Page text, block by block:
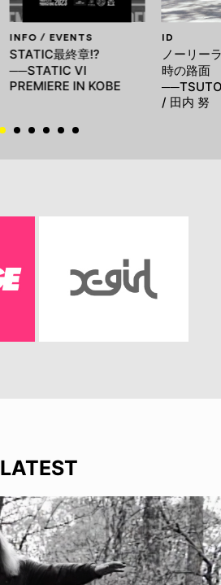
INFO / EVENTS
STATIC最終章!?
──STATIC VI
PREMIERE IN KOBE
ID
ノーリー
時の路面
/ 田内 努
LATEST